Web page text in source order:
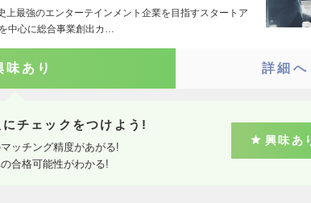
上最強のエンターテインメント企業を目指すスタートア
中心に総合事業創出カ…
味あり 詳細へ
チェックをつけよう!
ッチング精度があがる!
合格可能性がわかる!
興味あ